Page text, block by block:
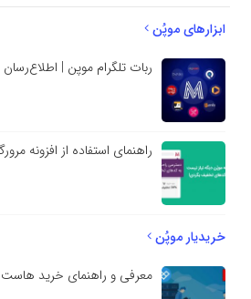
ابزارهای موپُن
ربات تلگرام موپن |
راهنمای استفاده از افزونه
خریدیار موپُن
معرفی و راهنمای خرید